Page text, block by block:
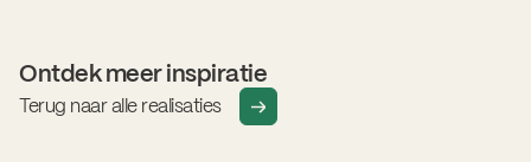
Ontdek meer inspiratie
Terug naar alle realisaties